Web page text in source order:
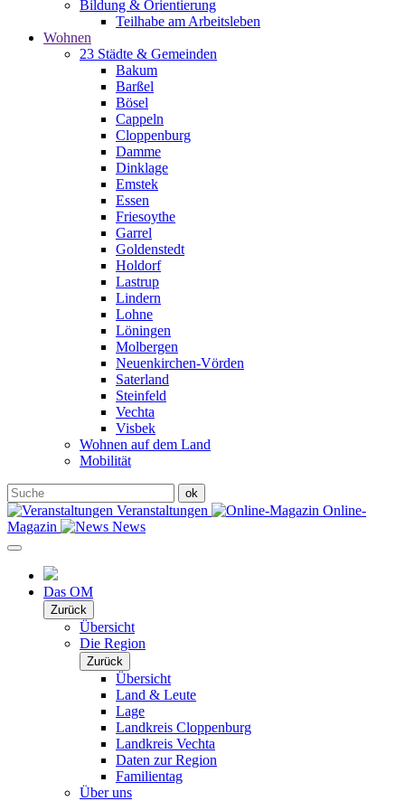
Bildung & Orientierung
Teilhabe am Arbeitsleben
Wohnen
23 Städte & Gemeinden
Bakum
Barßel
Bösel
Cappeln
Cloppenburg
Damme
Dinklage
Emstek
Essen
Friesoythe
Garrel
Goldenstedt
Holdorf
Lastrup
Lindern
Lohne
Löningen
Molbergen
Neuenkirchen-Vörden
Saterland
Steinfeld
Vechta
Visbek
Wohnen auf dem Land
Mobilität
Veranstaltungen
Online-
Magazin
News
Das OM
Zurück
Übersicht
Die Region
Zurück
Übersicht
Land & Leute
Lage
Landkreis Cloppenburg
Landkreis Vechta
Daten zur Region
Familientag
Über uns